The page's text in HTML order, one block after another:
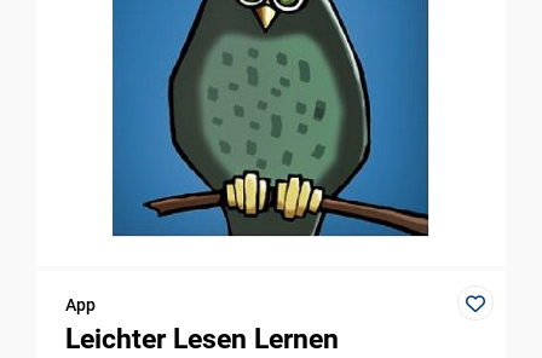
App
Leichter Lesen Lernen